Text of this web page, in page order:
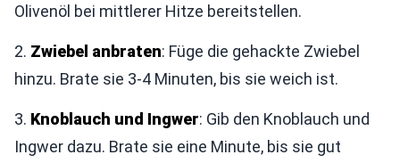
Olivenöl bei mittlerer Hitze bereitstellen.
2. Zwiebel anbraten: Füge die gehackte Zwiebel
hinzu. Brate sie 3-4 Minuten, bis sie weich ist.
3. Knoblauch und Ingwer: Gib den Knoblauch und
Ingwer dazu. Brate sie eine Minute, bis sie gut